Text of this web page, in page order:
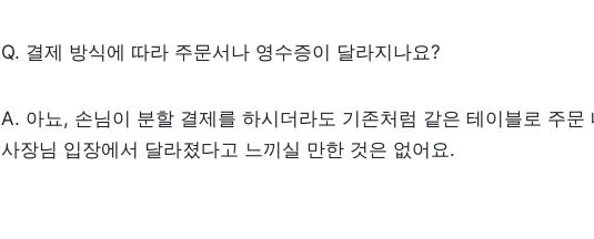
Q. 결제 방식에 따라 주문서나 영수증이 달라지나요?
A. 아뇨, 손님이 분할 결제를 하시더라도 기존처럼 같은 테이블로 주문
사장님 입장에서 달라졌다고 느끼실 만한 것은 없어요.